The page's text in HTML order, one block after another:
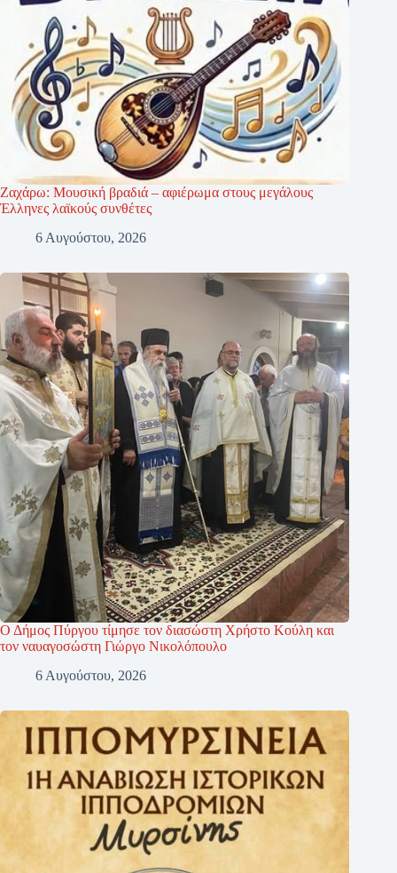
Ζαχάρω: Μουσική βραδιά – αφιέρωμα στους μεγάλους
Έλληνες λαϊκούς συνθέτες
6 Αυγούστου, 2026
Ο Δήμος Πύργου τίμησε τον διασώστη Χρήστο Κούλη και
τον ναυαγοσώστη Γιώργο Νικολόπουλο
6 Αυγούστου, 2026